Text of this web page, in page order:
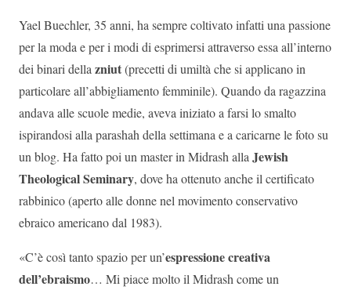
Yael Buechler, 35 anni, ha sempre coltivato infatti una passione
per la moda e per i modi di esprimersi attraverso essa all’interno
dei binari dellazniut(precetti di umiltà che si applicano in
particolare all’abbigliamento femminile). Quando da ragazzina
andava alle scuole medie, aveva iniziato a farsi lo smalto
ispirandosi alla parashah della settimana e a caricarne le foto su
un blog. Ha fatto poi un master in Midrash allaJewish
Theological Seminary, dove ha ottenuto anche il certificato
rabbinico (aperto alle donne nel movimento conservativo
ebraico americano dal 1983).
«C’è così tanto spazio per un’espressione creativa
dell’ebraismo… Mi piace molto il Midrash come un